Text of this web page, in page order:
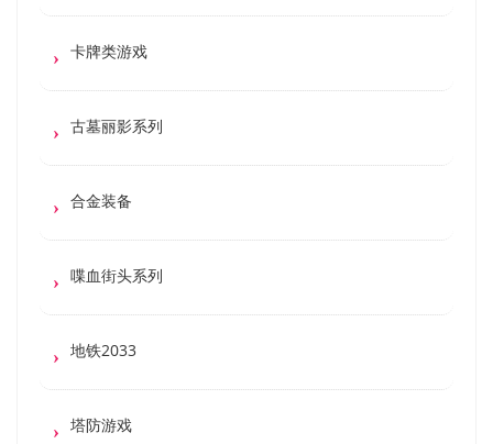
卡牌类游戏
古墓丽影系列
合金装备
喋血街头系列
地铁2033
塔防游戏